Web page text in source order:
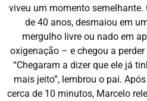
viveu um momento semelhante.
de 40 anos, desmaiou em
mergulho livre ou nado em
oxigenação – e chegou a
“Chegaram a dizer que ele já
mais jeito”, lembrou o pai.
cerca de 10 minutos, Marcelo